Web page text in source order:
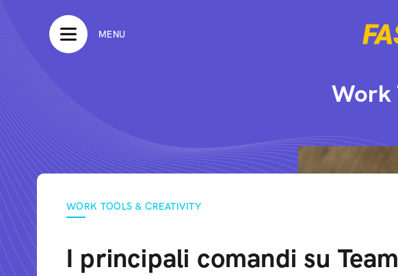
MENU
Work
WORK TOOLS & CREATIVITY
I principali comandi su